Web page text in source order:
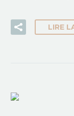
LIRE